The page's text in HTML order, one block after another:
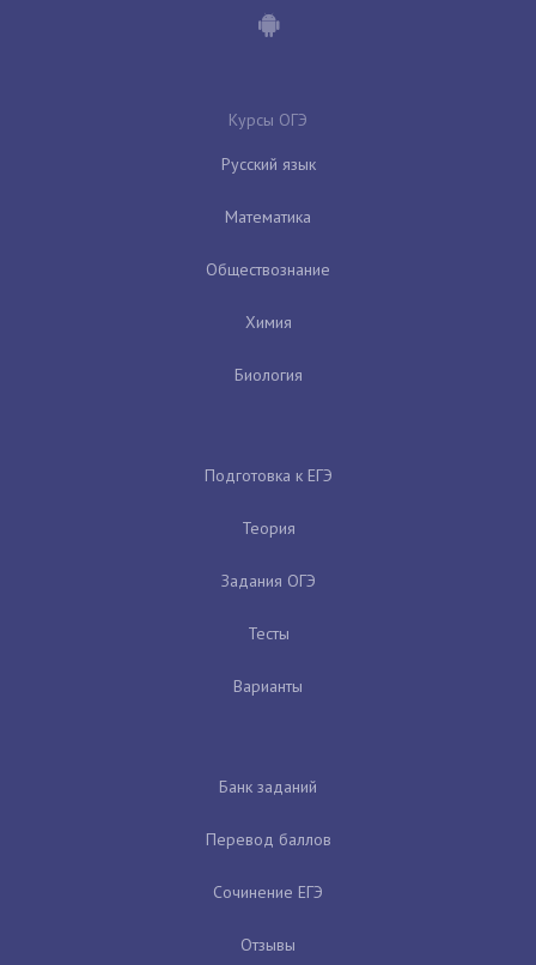
Курсы ОГЭ
Русский язык
Математика
Обществознание
Химия
Биология
Подготовка к ЕГЭ
Теория
Задания ОГЭ
Тесты
Варианты
Банк заданий
Перевод баллов
Сочинение ЕГЭ
Отзывы